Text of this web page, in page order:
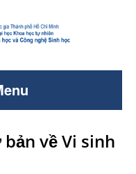
về Vi sinh